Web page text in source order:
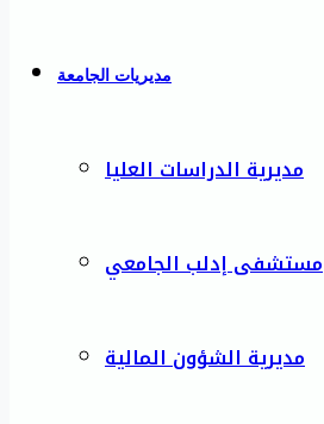
مديريات الجامعة
مديرية الدراسات العليا
مستشفى إدلب الجامعي
مديرية الشؤون المالية